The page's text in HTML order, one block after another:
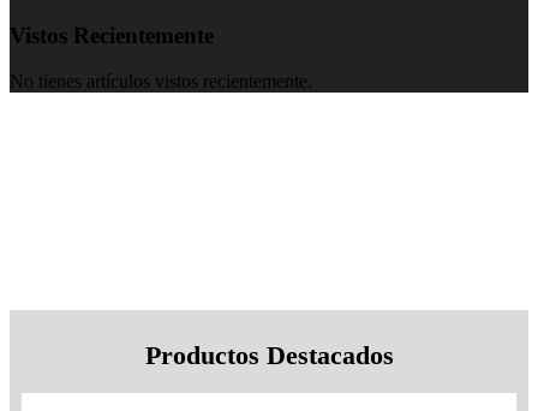
Vistos Recientemente
No tienes artículos vistos recientemente.
Productos Destacados